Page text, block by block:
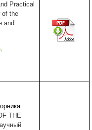
Practical
of the
and
THE